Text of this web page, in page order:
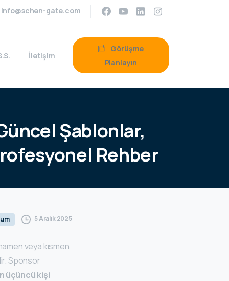
info@schen-gate.com
İletişim
Görüşme
Planlayın
Şablonlar,
Rehber
5 Aralık 2025
veya kısmen
Sponsor
üçüncü kişi